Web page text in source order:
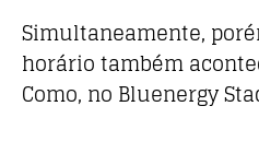
Simultaneamente,
horário também
Como, no Bluenergy